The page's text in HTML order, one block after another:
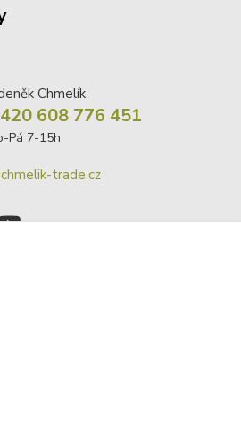
Chmelík
608 776 451
Pá 7-15h
trade.cz